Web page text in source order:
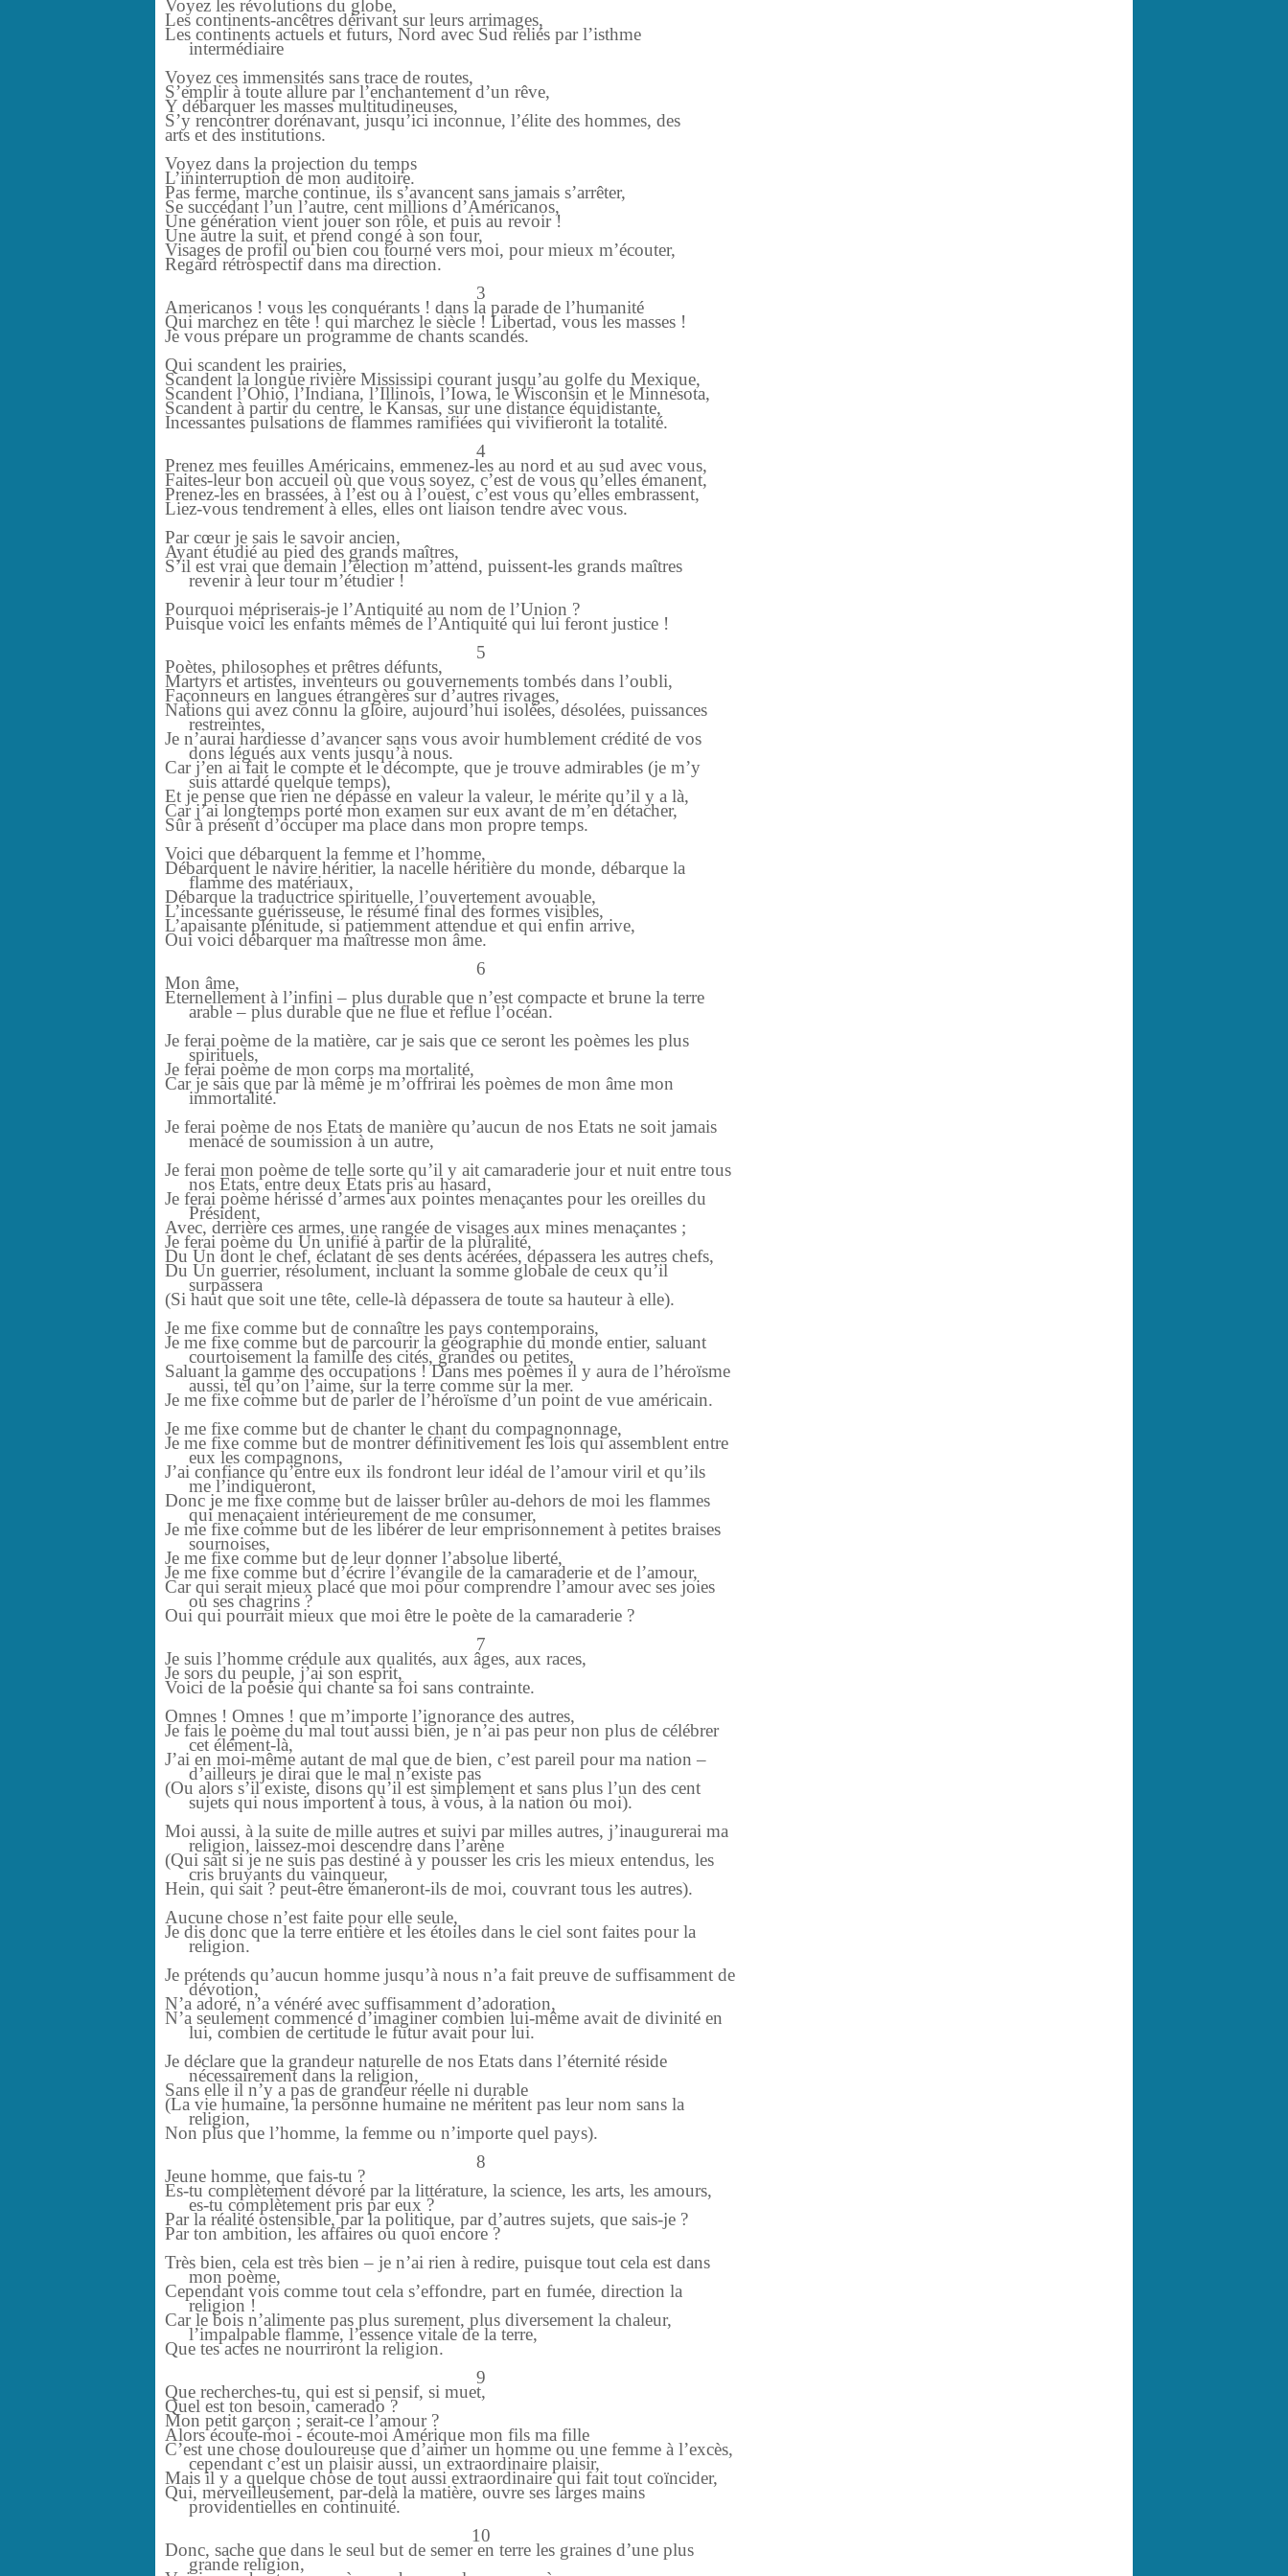
Voyez les révolutions du globe,
Les continents-ancêtres dérivant sur leurs arrimages,
Les continents actuels et futurs, Nord avec Sud reliés par l’isthme
intermédiaire
Voyez ces immensités sans trace de routes,
S’emplir à toute allure par l’enchantement d’un rêve,
Y débarquer les masses multitudineuses,
S’y rencontrer dorénavant, jusqu’ici inconnue, l’élite des hommes, des
arts et des institutions.
Voyez dans la projection du temps
L’ininterruption de mon auditoire.
Pas ferme, marche continue, ils s’avancent sans jamais s’arrêter,
Se succédant l’un l’autre, cent millions d’Américanos,
Une génération vient jouer son rôle, et puis au revoir !
Une autre la suit, et prend congé à son tour,
Visages de profil ou bien cou tourné vers moi, pour mieux m’écouter,
Regard rétrospectif dans ma direction.
3
Americanos ! vous les conquérants ! dans la parade de l’humanité
Qui marchez en tête ! qui marchez le siècle ! Libertad, vous les masses !
Je vous prépare un programme de chants scandés.
Qui scandent les prairies,
Scandent la longue rivière Mississipi courant jusqu’au golfe du Mexique,
Scandent l’Ohio, l’Indiana, l’Illinois, l’Iowa, le Wisconsin et le Minnesota,
Scandent à partir du centre, le Kansas, sur une distance équidistante,
Incessantes pulsations de flammes ramifiées qui vivifieront la totalité.
4
Prenez mes feuilles Américains, emmenez-les au nord et au sud avec vous,
Faites-leur bon accueil où que vous soyez, c’est de vous qu’elles émanent,
Prenez-les en brassées, à l’est ou à l’ouest, c’est vous qu’elles embrassent,
Liez-vous tendrement à elles, elles ont liaison tendre avec vous.
Par cœur je sais le savoir ancien,
Ayant étudié au pied des grands maîtres,
S’il est vrai que demain l’élection m’attend, puissent-les grands maîtres
revenir à leur tour m’étudier !
Pourquoi mépriserais-je l’Antiquité au nom de l’Union ?
Puisque voici les enfants mêmes de l’Antiquité qui lui feront justice !
5
Poètes, philosophes et prêtres défunts,
Martyrs et artistes, inventeurs ou gouvernements tombés dans l’oubli,
Façonneurs en langues étrangères sur d’autres rivages,
Nations qui avez connu la gloire, aujourd’hui isolées, désolées, puissances
restreintes,
Je n’aurai hardiesse d’avancer sans vous avoir humblement crédité de vos
dons légués aux vents jusqu’à nous.
Car j’en ai fait le compte et le décompte, que je trouve admirables (je m’y
suis attardé quelque temps),
Et je pense que rien ne dépasse en valeur la valeur, le mérite qu’il y a là,
Car j’ai longtemps porté mon examen sur eux avant de m’en détacher,
Sûr à présent d’occuper ma place dans mon propre temps.
Voici que débarquent la femme et l’homme,
Débarquent le navire héritier, la nacelle héritière du monde, débarque la
flamme des matériaux,
Débarque la traductrice spirituelle, l’ouvertement avouable,
L’incessante guérisseuse, le résumé final des formes visibles,
L’apaisante plénitude, si patiemment attendue et qui enfin arrive,
Oui voici débarquer ma maîtresse mon âme.
6
Mon âme,
Eternellement à l’infini – plus durable que n’est compacte et brune la terre
arable – plus durable que ne flue et reflue l’océan.
Je ferai poème de la matière, car je sais que ce seront les poèmes les plus
spirituels,
Je ferai poème de mon corps ma mortalité,
Car je sais que par là même je m’offrirai les poèmes de mon âme mon
immortalité.
Je ferai poème de nos Etats de manière qu’aucun de nos Etats ne soit jamais
menacé de soumission à un autre,
Je ferai mon poème de telle sorte qu’il y ait camaraderie jour et nuit entre tous
nos Etats, entre deux Etats pris au hasard,
Je ferai poème hérissé d’armes aux pointes menaçantes pour les oreilles du
Président,
Avec, derrière ces armes, une rangée de visages aux mines menaçantes ;
Je ferai poème du Un unifié à partir de la pluralité,
Du Un dont le chef, éclatant de ses dents acérées, dépassera les autres chefs,
Du Un guerrier, résolument, incluant la somme globale de ceux qu’il
surpassera
(Si haut que soit une tête, celle-là dépassera de toute sa hauteur à elle).
Je me fixe comme but de connaître les pays contemporains,
Je me fixe comme but de parcourir la géographie du monde entier, saluant
courtoisement la famille des cités, grandes ou petites,
Saluant la gamme des occupations ! Dans mes poèmes il y aura de l’héroïsme
aussi, tel qu’on l’aime, sur la terre comme sur la mer.
Je me fixe comme but de parler de l’héroïsme d’un point de vue américain.
Je me fixe comme but de chanter le chant du compagnonnage,
Je me fixe comme but de montrer définitivement les lois qui assemblent entre
eux les compagnons,
J’ai confiance qu’entre eux ils fondront leur idéal de l’amour viril et qu’ils
me l’indiqueront,
Donc je me fixe comme but de laisser brûler au-dehors de moi les flammes
qui menaçaient intérieurement de me consumer,
Je me fixe comme but de les libérer de leur emprisonnement à petites braises
sournoises,
Je me fixe comme but de leur donner l’absolue liberté,
Je me fixe comme but d’écrire l’évangile de la camaraderie et de l’amour,
Car qui serait mieux placé que moi pour comprendre l’amour avec ses joies
ou ses chagrins ?
Oui qui pourrait mieux que moi être le poète de la camaraderie ?
7
Je suis l’homme crédule aux qualités, aux âges, aux races,
Je sors du peuple, j’ai son esprit,
Voici de la poésie qui chante sa foi sans contrainte.
Omnes ! Omnes ! que m’importe l’ignorance des autres,
Je fais le poème du mal tout aussi bien, je n’ai pas peur non plus de célébrer
cet élément-là,
J’ai en moi-même autant de mal que de bien, c’est pareil pour ma nation –
d’ailleurs je dirai que le mal n’existe pas
(Ou alors s’il existe, disons qu’il est simplement et sans plus l’un des cent
sujets qui nous importent à tous, à vous, à la nation ou moi).
Moi aussi, à la suite de mille autres et suivi par milles autres, j’inaugurerai ma
religion, laissez-moi descendre dans l’arène
(Qui sait si je ne suis pas destiné à y pousser les cris les mieux entendus, les
cris bruyants du vainqueur,
Hein, qui sait ? peut-être émaneront-ils de moi, couvrant tous les autres).
Aucune chose n’est faite pour elle seule,
Je dis donc que la terre entière et les étoiles dans le ciel sont faites pour la
religion.
Je prétends qu’aucun homme jusqu’à nous n’a fait preuve de suffisamment de
dévotion,
N’a adoré, n’a vénéré avec suffisamment d’adoration,
N’a seulement commencé d’imaginer combien lui-même avait de divinité en
lui, combien de certitude le futur avait pour lui.
Je déclare que la grandeur naturelle de nos Etats dans l’éternité réside
nécessairement dans la religion,
Sans elle il n’y a pas de grandeur réelle ni durable
(La vie humaine, la personne humaine ne méritent pas leur nom sans la
religion,
Non plus que l’homme, la femme ou n’importe quel pays).
8
Jeune homme, que fais-tu ?
Es-tu complètement dévoré par la littérature, la science, les arts, les amours,
es-tu complètement pris par eux ?
Par la réalité ostensible, par la politique, par d’autres sujets, que sais-je ?
Par ton ambition, les affaires ou quoi encore ?
Très bien, cela est très bien – je n’ai rien à redire, puisque tout cela est dans
mon poème,
Cependant vois comme tout cela s’effondre, part en fumée, direction la
religion !
Car le bois n’alimente pas plus surement, plus diversement la chaleur,
l’impalpable flamme, l’essence vitale de la terre,
Que tes actes ne nourriront la religion.
9
Que recherches-tu, qui est si pensif, si muet,
Quel est ton besoin, camerado ?
Mon petit garçon ; serait-ce l’amour ?
Alors écoute-moi - écoute-moi Amérique mon fils ma fille
C’est une chose douloureuse que d’aimer un homme ou une femme à l’excès,
cependant c’est un plaisir aussi, un extraordinaire plaisir,
Mais il y a quelque chose de tout aussi extraordinaire qui fait tout coïncider,
Qui, merveilleusement, par-delà la matière, ouvre ses larges mains
providentielles en continuité.
10
Donc, sache que dans le seul but de semer en terre les graines d’une plus
grande religion,